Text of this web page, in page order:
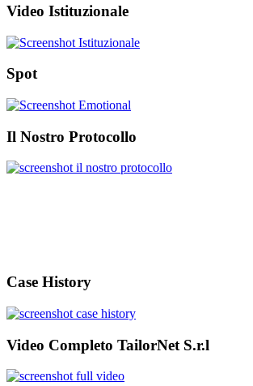
Video Istituzionale
Spot
Il Nostro Protocollo
Case History
Video Completo TailorNet S.r.l